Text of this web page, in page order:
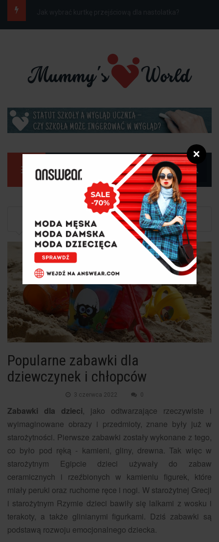
Manu
Strona główna
Rozrywka
Popularne zabawki dla dziewczynek i chłopców
Popularne zabawki dla
dziewczynek i chłopców
3 czerwca 2022 0
Zabawki dla dzieci, jako odtwarzające rzeczywiste i
wyimaginowane obrazy i przedmioty, znane były już w
starożytności. Pierwsze zabawki zostały wykonane z tego,
co było pod ręką - kamieni, gliny, drewna. Tak więc w
starożytnym Egipcie dzieci używały do zabaw
ceramicznych i rzeźbionych w kamieniu figurek, które
miały peruki oraz ruchome ręce i nogi. W starożytnej Grecji
i starożytnym Rzymie dzieci bawiły się lalkami z wosku i
terakoty, a także glinianymi figurkami. Dziś zabawki są
podstawą rozwoju emocjonalnego dziecka.
❌